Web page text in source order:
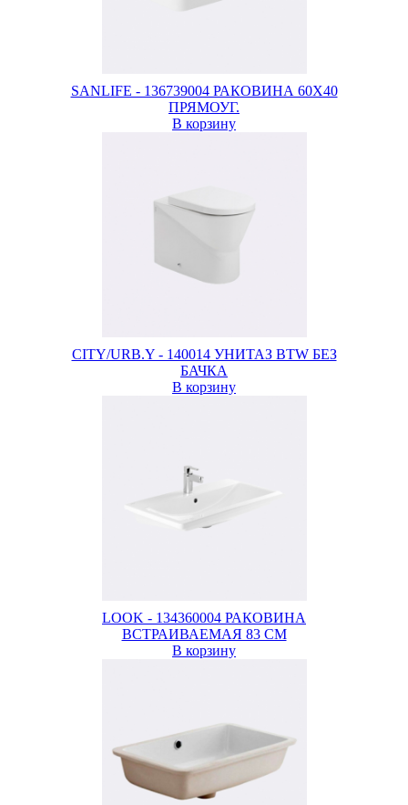
SANLIFE - 136739004 РАКОВИНА 60X40
ПРЯМОУГ.
В корзину
CITY/URB.Y - 140014 УНИТАЗ BTW БЕЗ
БАЧКА
В корзину
LOOK - 134360004 РАКОВИНА
ВСТРАИВАЕМАЯ 83 СМ
В корзину